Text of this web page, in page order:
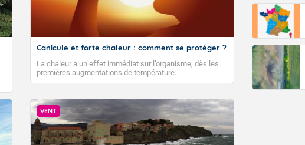
Canicule et forte chaleur : comment se protéger ?
La chaleur a un effet immédiat sur l’organisme, dès les
premières augmentations de température.
VENT